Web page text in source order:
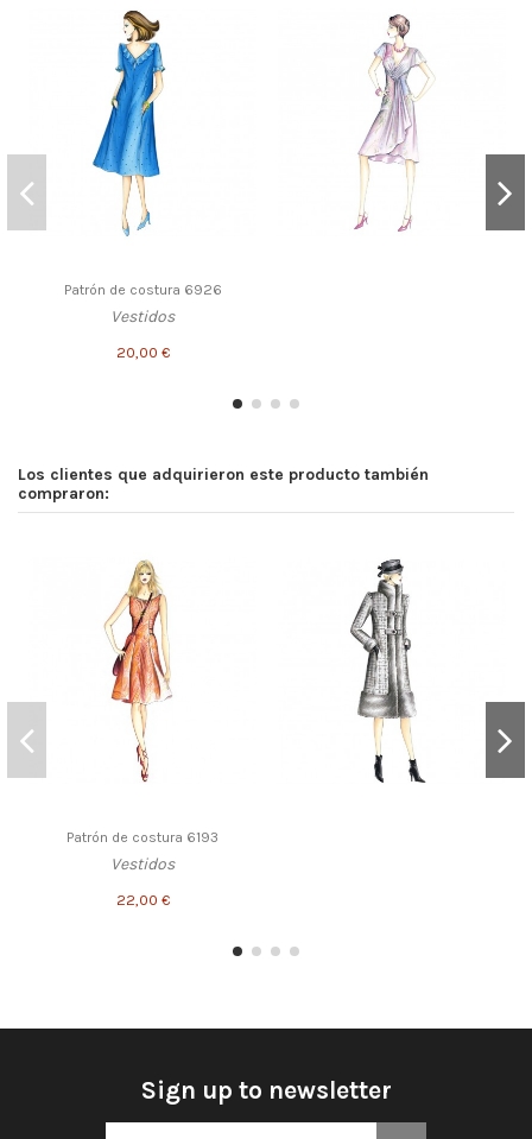
Patrón de costura 6926
Vestidos
20,00 €
Los clientes que adquirieron este producto también
compraron:
Patrón de costura 6193
Vestidos
22,00 €
Sign up to newsletter